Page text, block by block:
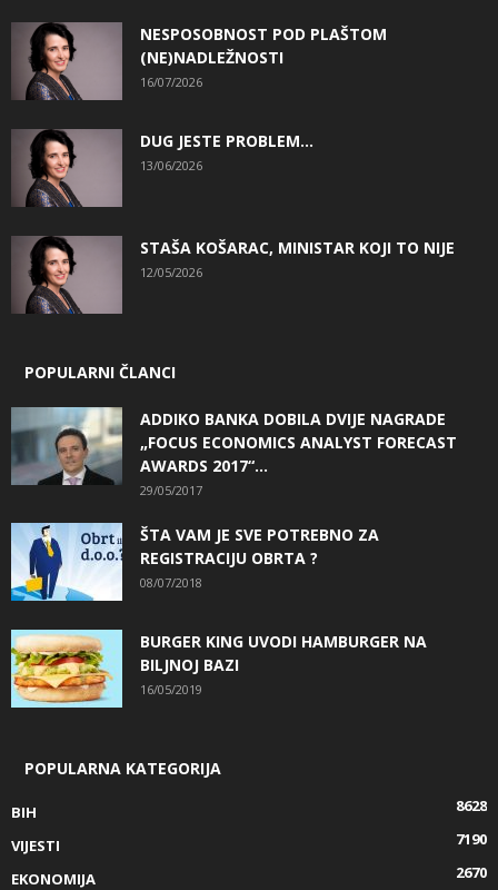
NESPOSOBNOST POD PLAŠTOM
(NE)NADLEŽNOSTI
16/07/2026
DUG JESTE PROBLEM…
13/06/2026
STAŠA KOŠARAC, MINISTAR KOJI TO NIJE
12/05/2026
POPULARNI ČLANCI
ADDIKO BANKA DOBILA DVIJE NAGRADE
„FOCUS ECONOMICS ANALYST FORECAST
AWARDS 2017“...
29/05/2017
ŠTA VAM JE SVE POTREBNO ZA
REGISTRACIJU OBRTA ?
08/07/2018
BURGER KING UVODI HAMBURGER NA
BILJNOJ BAZI
16/05/2019
POPULARNA KATEGORIJA
BIH
8628
VIJESTI
7190
EKONOMIJA
2670